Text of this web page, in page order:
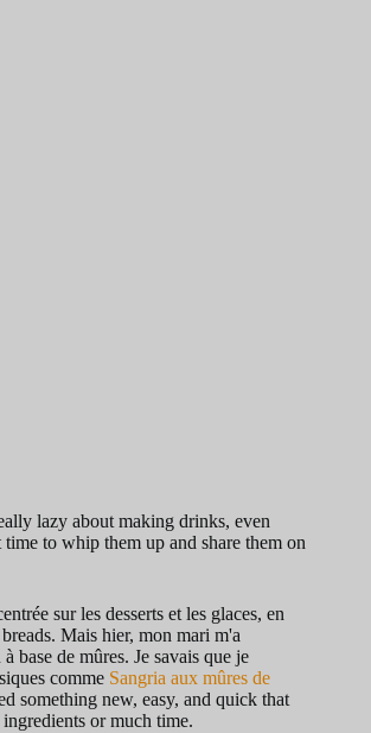
lazy about making drinks, even
time to whip them up and share them on
sur les desserts et les glaces, en
Mais hier, mon mari m'a
base de mûres. Je savais que je
comme Sangria aux mûres de
something new, easy, and quick that
or much time.